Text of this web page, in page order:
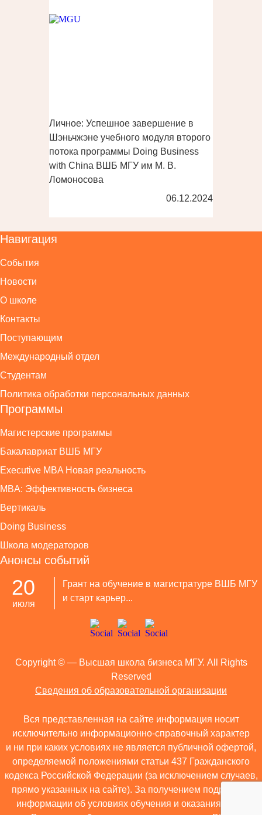
Личное: Успешное завершение в
Шэньчжэне учебного модуля второго
потока программы Doing Business
with China ВШБ МГУ им М. В.
Ломоносова
06.12.2024
Навигация
События
Новости
О школе
Контакты
Поступающим
Международный отдел
Студентам
Политика обработки персональных данных
Программы
Магистерские программы
Бакалавриат ВШБ МГУ
Executive MBA Новая реальность
MBA: Эффективность бизнеса
Вертикаль
Doing Business
Школа модераторов
Анонсы событий
20
июля
Грант на обучение в магистратуре ВШБ МГУ
и старт карьер...
Copyright © — Высшая школа бизнеса МГУ. All Rights
Reserved
Сведения об образовательной организации
Вся представленная на сайте информация носит
исключительно информационно-справочный характер
и ни при каких условиях не является публичной офертой,
определяемой положениями статьи 437 Гражданского
кодекса Российской Федерации (за исключением случаев,
прямо указанных на сайте). За получением подробной
информации об условиях обучения и оказания иных